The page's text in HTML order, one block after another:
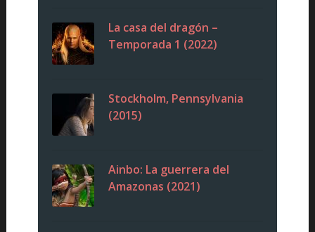
La casa del dragón –
Temporada 1 (2022)
Stockholm, Pennsylvania
(2015)
Ainbo: La guerrera del
Amazonas (2021)